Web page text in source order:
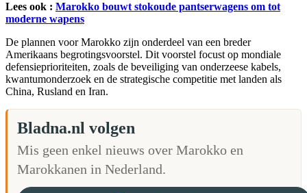
Lees ook : Marokko bouwt stokoude pantserwagens om tot
moderne wapens
De plannen voor Marokko zijn onderdeel van een breder
Amerikaans begrotingsvoorstel. Dit voorstel focust op mondiale
defensieprioriteiten, zoals de beveiliging van onderzeese kabels,
kwantumonderzoek en de strategische competitie met landen als
China, Rusland en Iran.
Bladna.nl volgen
Mis geen enkel nieuws over Marokko en
Marokkanen in Nederland.